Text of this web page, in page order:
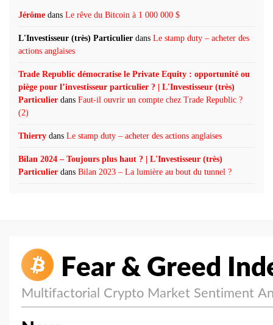
Jérôme dans Le rêve du Bitcoin à 1 000 000 $
L'Investisseur (très) Particulier dans Le stamp duty – acheter des
actions anglaises
Trade Republic démocratise le Private Equity : opportunité ou
piège pour l’investisseur particulier ? | L'Investisseur (très)
Particulier dans Faut-il ouvrir un compte chez Trade Republic ?
(2)
Thierry dans Le stamp duty – acheter des actions anglaises
Bilan 2024 – Toujours plus haut ? | L'Investisseur (très)
Particulier dans Bilan 2023 – La lumière au bout du tunnel ?